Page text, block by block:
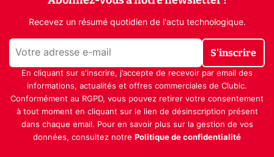
Recevez un résumé quotidien de l'actu technologique.
S'inscrire
En cliquant sur s'inscrire, j’accepte de recevoir par email des
informations, actualités et offres commerciales de Clubic.
Conformément au RGPD, vous pouvez retirer votre consentement
à tout moment en cliquant sur le lien de désinscription présent
dans chaque email. Pour en savoir plus sur la gestion de vos
données, consultez notre Politique de confidentialité